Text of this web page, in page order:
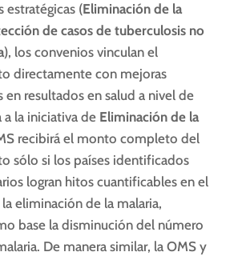
estratégicas (Eliminación de la
de casos de tuberculosis no
), los convenios vinculan el
directamente con mejoras
en resultados en salud a nivel de
a la iniciativa de Eliminación de la
recibirá el monto completo del
sólo si los países identificados
logran hitos cuantificables en el
eliminación de la malaria,
base la disminución del número
De manera similar, la OMS y